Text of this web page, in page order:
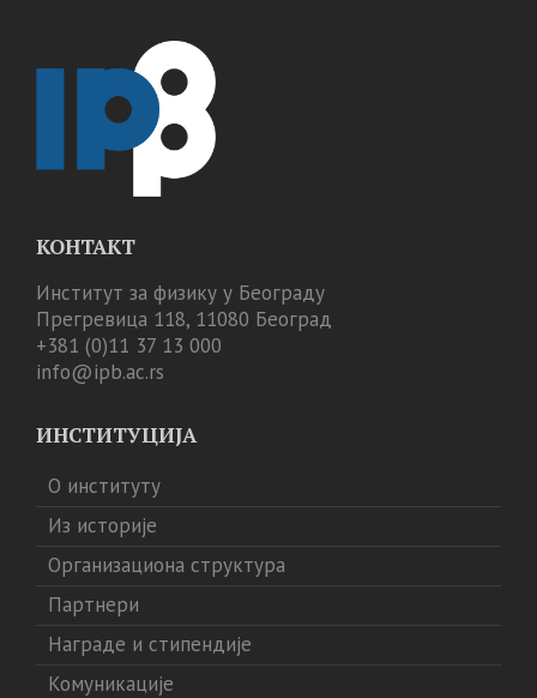
КОНТАКТ
Институт за физику у Београду
Прегревица 118, 11080 Београд
+381 (0)11 37 13 000
info@ipb.ac.rs
ИНСТИТУЦИЈА
О институту
Из историје
Организациона структура
Партнери
Награде и стипендије
Комуникације